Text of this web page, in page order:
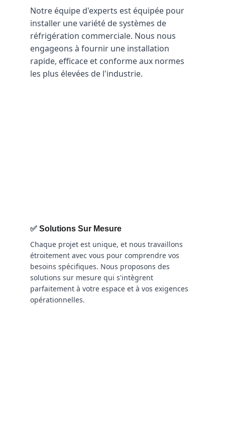
Notre équipe d'experts est équipée pour
installer une variété de systèmes de
réfrigération commerciale. Nous nous
engageons à fournir une installation
rapide, efficace et conforme aux normes
les plus élevées de l'industrie.
✅ Solutions Sur Mesure
Chaque projet est unique, et nous travaillons
étroitement avec vous pour comprendre vos
besoins spécifiques. Nous proposons des
solutions sur mesure qui s'intègrent
parfaitement à votre espace et à vos exigences
opérationnelles.